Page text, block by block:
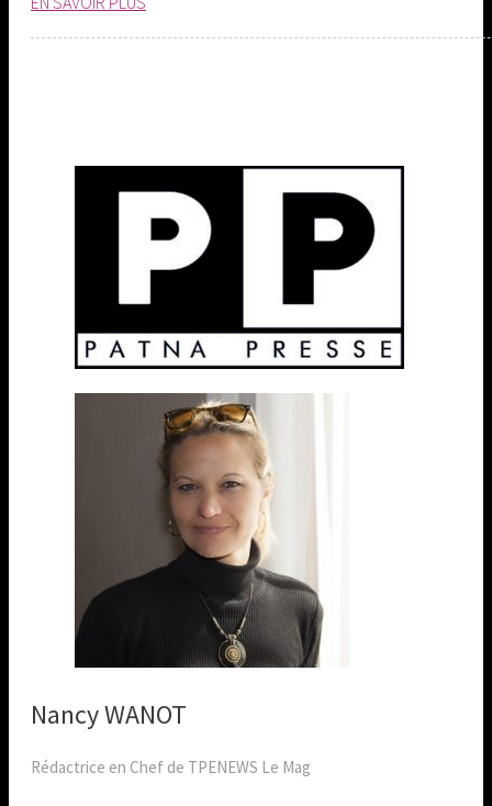
Nancy WANOT
Rédactrice en Chef de TPENEWS Le Mag